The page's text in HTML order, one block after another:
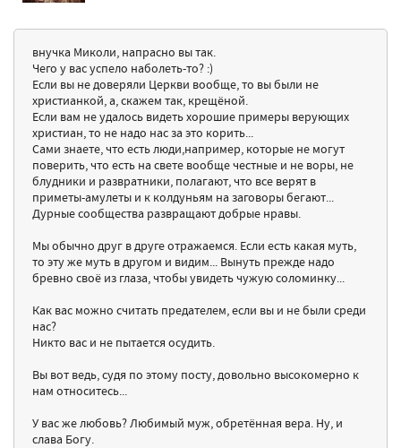
внучка Миколи, напрасно вы так.
Чего у вас успело наболеть-то? :)
Если вы не доверяли Церкви вообще, то вы были не
христианкой, а, скажем так, крещёной.
Если вам не удалось видеть хорошие примеры верующих
христиан, то не надо нас за это корить...
Сами знаете, что есть люди,например, которые не могут
поверить, что есть на свете вообще честные и не воры, не
блудники и развратники, полагают, что все верят в
приметы-амулеты и к колдуньям на заговоры бегают...
Дурные сообщества развращают добрые нравы.
Мы обычно друг в друге отражаемся. Если есть какая муть,
то эту же муть в другом и видим... Вынуть прежде надо
бревно своё из глаза, чтобы увидеть чужую соломинку...
Как вас можно считать предателем, если вы и не были среди
нас?
Никто вас и не пытается осудить.
Вы вот ведь, судя по этому посту, довольно высокомерно к
нам относитесь...
У вас же любовь? Любимый муж, обретённая вера. Ну, и
слава Богу.